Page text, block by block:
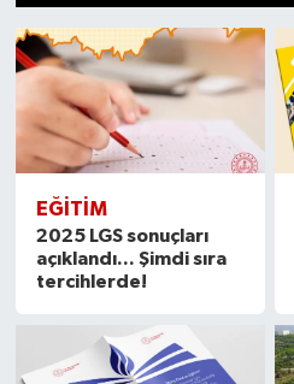
EĞITIM
2025 LGS sonuçları
açıklandı... Şimdi sıra
tercihlerde!
Dünya
Kültür Sanat